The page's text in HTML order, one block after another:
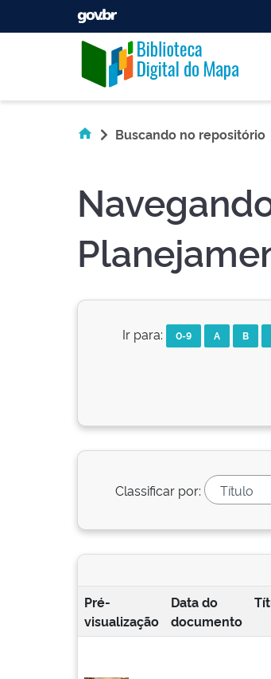
Skip navigation
Buscando no repositório
Ir para: 0-9 A B
Classificar por:
Pré-
visualização
Data do
documento